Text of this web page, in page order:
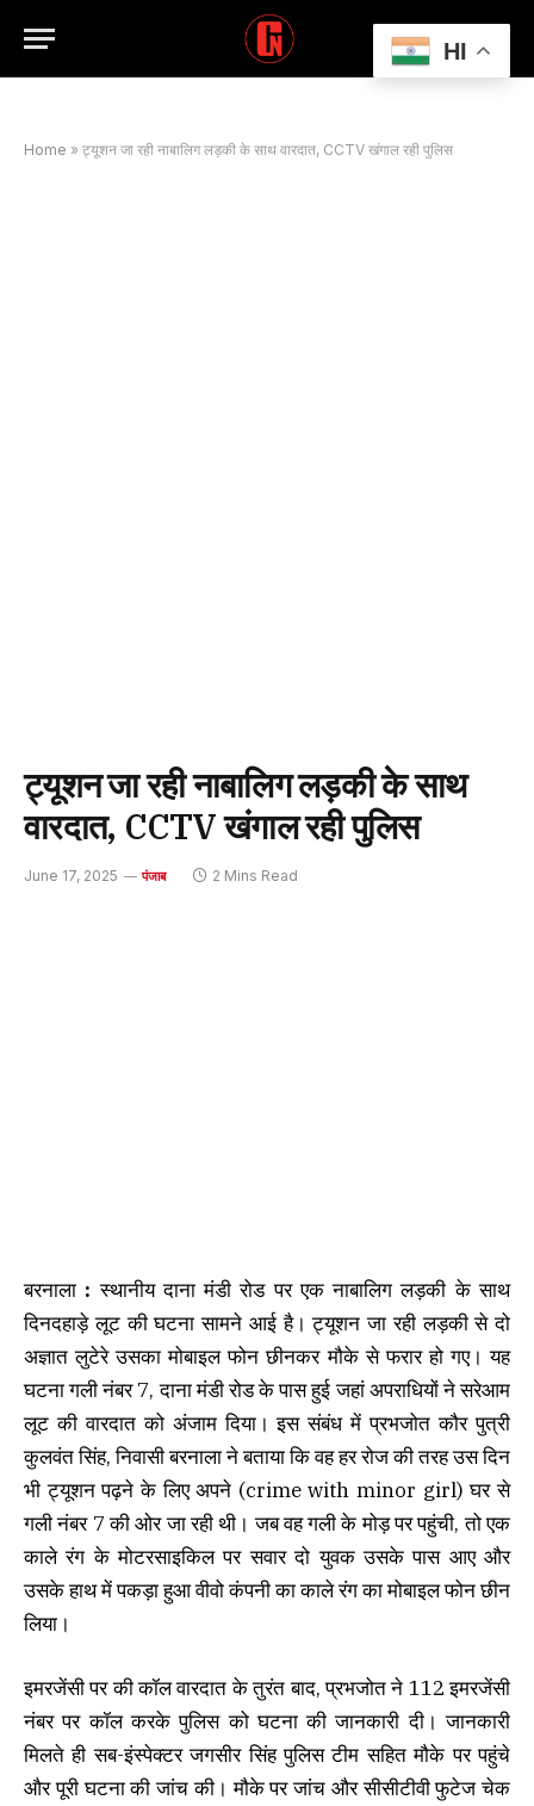
Home » ट्यूशन जा रही नाबालिग लड़की के साथ वारदात, CCTV खंगाल रही पुलिस
ट्यूशन जा रही नाबालिग लड़की के साथ
वारदात, CCTV खंगाल रही पुलिस
June 17, 2025 पंजाब 2 Mins Read
बरनाला : स्थानीय दाना मंडी रोड पर एक नाबालिग लड़की के साथ
दिनदहाड़े लूट की घटना सामने आई है। ट्यूशन जा रही लड़की से दो
अज्ञात लुटेरे उसका मोबाइल फोन छीनकर मौके से फरार हो गए। यह
घटना गली नंबर 7, दाना मंडी रोड के पास हुई जहां अपराधियों ने सरेआम
लूट की वारदात को अंजाम दिया। इस संबंध में प्रभजोत कौर पुत्री
कुलवंत सिंह, निवासी बरनाला ने बताया कि वह हर रोज की तरह उस दिन
भी ट्यूशन पढ़ने के लिए अपने (crime with minor girl) घर से
गली नंबर 7 की ओर जा रही थी। जब वह गली के मोड़ पर पहुंची, तो एक
काले रंग के मोटरसाइकिल पर सवार दो युवक उसके पास आए और
उसके हाथ में पकड़ा हुआ वीवो कंपनी का काले रंग का मोबाइल फोन छीन
लिया।
इमरजेंसी पर की कॉल वारदात के तुरंत बाद, प्रभजोत ने 112 इमरजेंसी
नंबर पर कॉल करके पुलिस को घटना की जानकारी दी। जानकारी
मिलते ही सब-इंस्पेक्टर जगसीर सिंह पुलिस टीम सहित मौके पर पहुंचे
और पूरी घटना की जांच की। मौके पर जांच और सीसीटीवी फुटेज चेक
HI